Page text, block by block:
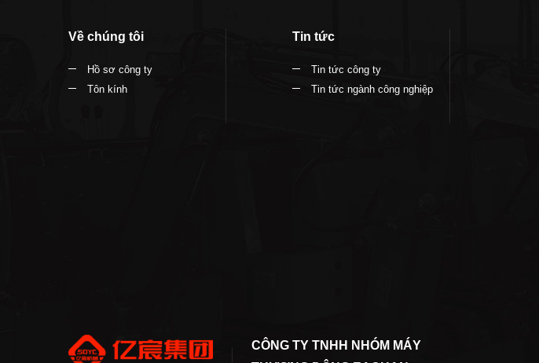
Về chúng tôi
Hồ sơ công ty
Tôn kính
Tin tức
Tin tức công ty
Tin tức ngành công nghiệp
CÔNG TY TNHH NHÓM MÁY